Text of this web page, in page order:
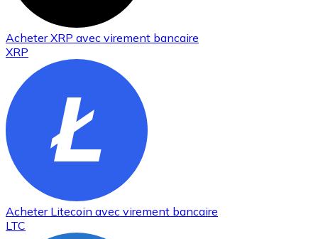
AcheterXRP avec virement bancaire
XRP
Acheter Litecoin avec virement bancaire
LTC